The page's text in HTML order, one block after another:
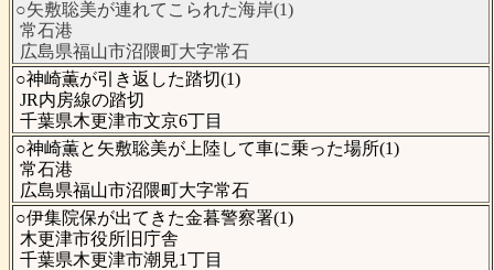
○矢敷聡美が連れてこられた海岸(1)
常石港
広島県福山市沼隈町大字常石
○神崎薫が引き返した踏切(1)
JR内房線の踏切
千葉県木更津市文京6丁目
○神崎薫と矢敷聡美が上陸して車に乗った場所(1)
常石港
広島県福山市沼隈町大字常石
○伊集院保が出てきた金暮警察署(1)
木更津市役所旧庁舎
千葉県木更津市潮見1丁目